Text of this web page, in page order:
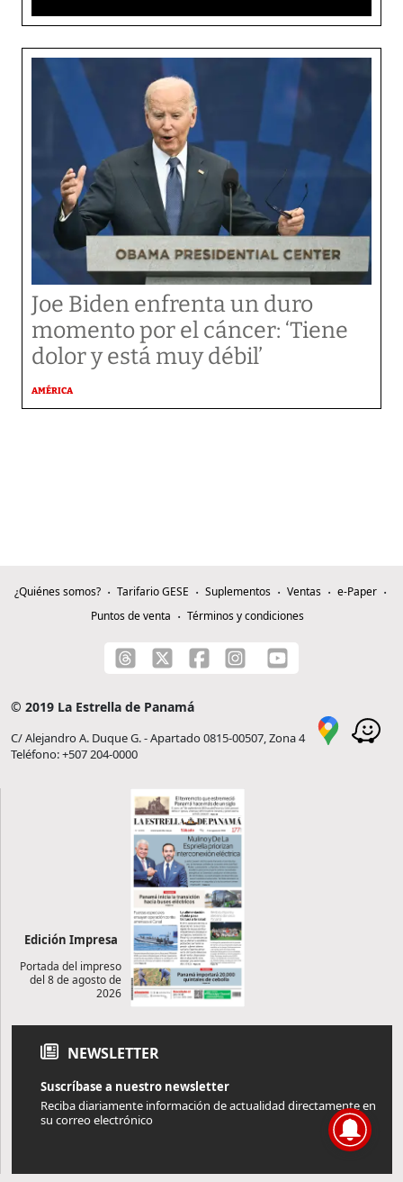
Joe Biden enfrenta un duro
momento por el cáncer: ‘Tiene
dolor y está muy débil’
AMÉRICA
¿Quiénes somos? Tarifario GESE Suplementos Ventas
e-Paper
Puntos de venta
Términos y condiciones
© 2019 La Estrella de Panamá
C/ Alejandro A. Duque G. - Apartado 0815-00507, Zona 4
Teléfono: +507 204-0000
Edición Impresa
Portada del impreso
del 8 de agosto de
2026
NEWSLETTER
Suscríbase a nuestro newsletter
Reciba diariamente información de actualidad directamente en
su correo electrónico